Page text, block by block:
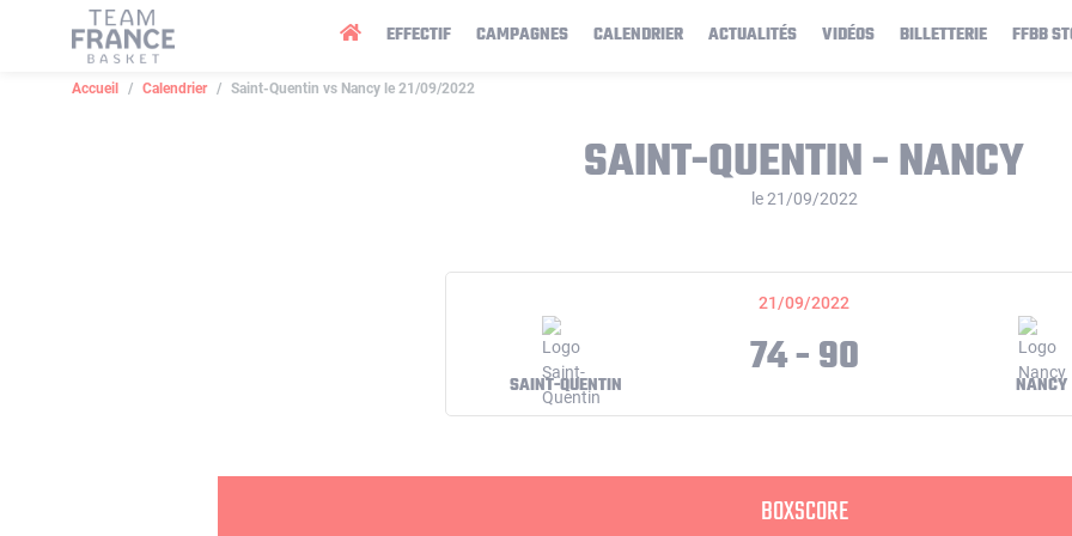
EFFECTIF CAMPAGNES CALENDRIER ACTUALITÉS VIDÉOS BILLETTERIE FFBB
Accueil Calendrier Saint-Quentin vs Nancy le 21/09/2022
SAINT-QUENTIN - NANCY
le 21/09/2022
21/09/2022
SAINT-QUENTIN 74 - 90 NANCY
BOXSCORE
Panneau de gestion des cookies